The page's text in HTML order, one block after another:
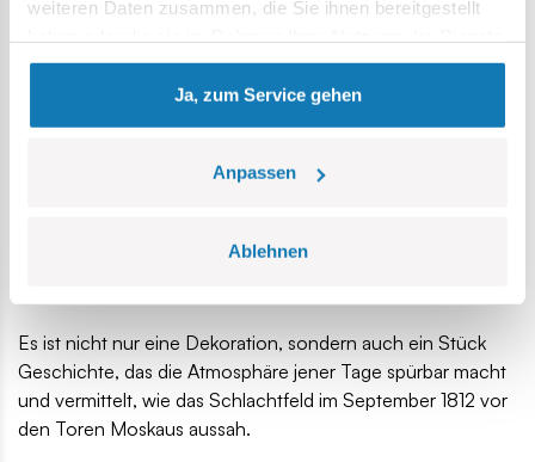
weiteren Daten zusammen, die Sie ihnen bereitgestellt
gesammelt haben.
Ja, zum Service gehen
Anpassen
Ablehnen
Es ist nicht nur eine Dekoration, sondern auch ein Stück
Geschichte, das die Atmosphäre jener Tage spürbar macht
und vermittelt, wie das Schlachtfeld im September 1812 vor
den Toren Moskaus aussah.